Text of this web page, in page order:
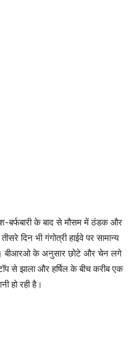
बर्फबारी के बाद से मौसम में ठंडक और
दिन भी गंगोत्री हाईवे पर सामान्य
है। बीआरओ के अनुसार छोटे और चेन लगे
से झाला और हर्षिल के बीच करीब एक
हो रही है।